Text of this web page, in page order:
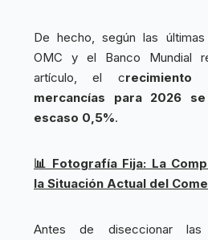
De hecho, según las
OMC y el Banco Mundial
artículo, el c
mercancías para 2026
escaso 0,5%.
📊 Fotografía Fija: La
la Situación Actual del
Antes de diseccionar las